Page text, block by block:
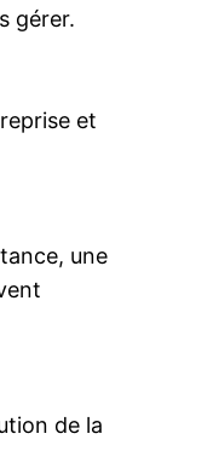
gérer.
et
une
de la